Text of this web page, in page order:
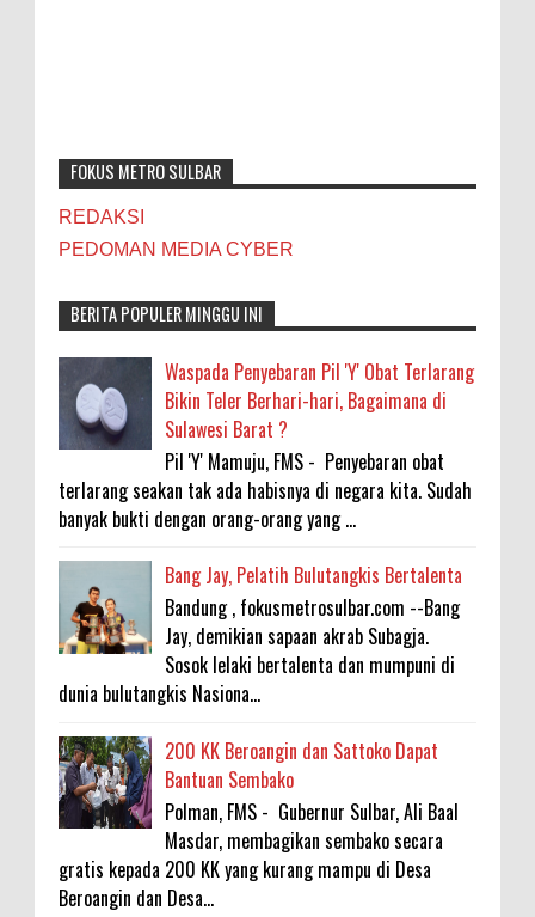
FOKUS METRO SULBAR
REDAKSI
PEDOMAN MEDIA CYBER
BERITA POPULER MINGGU INI
Waspada Penyebaran Pil 'Y' Obat Terlarang
Bikin Teler Berhari-hari, Bagaimana di
Sulawesi Barat ?
Pil 'Y' Mamuju, FMS - Penyebaran obat
terlarang seakan tak ada habisnya di negara kita. Sudah
banyak bukti dengan orang-orang yang ...
Bang Jay, Pelatih Bulutangkis Bertalenta
Bandung , fokusmetrosulbar.com --Bang
Jay, demikian sapaan akrab Subagja.
Sosok lelaki bertalenta dan mumpuni di
dunia bulutangkis Nasiona...
200 KK Beroangin dan Sattoko Dapat
Bantuan Sembako
Polman, FMS - Gubernur Sulbar, Ali Baal
Masdar, membagikan sembako secara
gratis kepada 200 KK yang kurang mampu di Desa
Beroangin dan Desa...